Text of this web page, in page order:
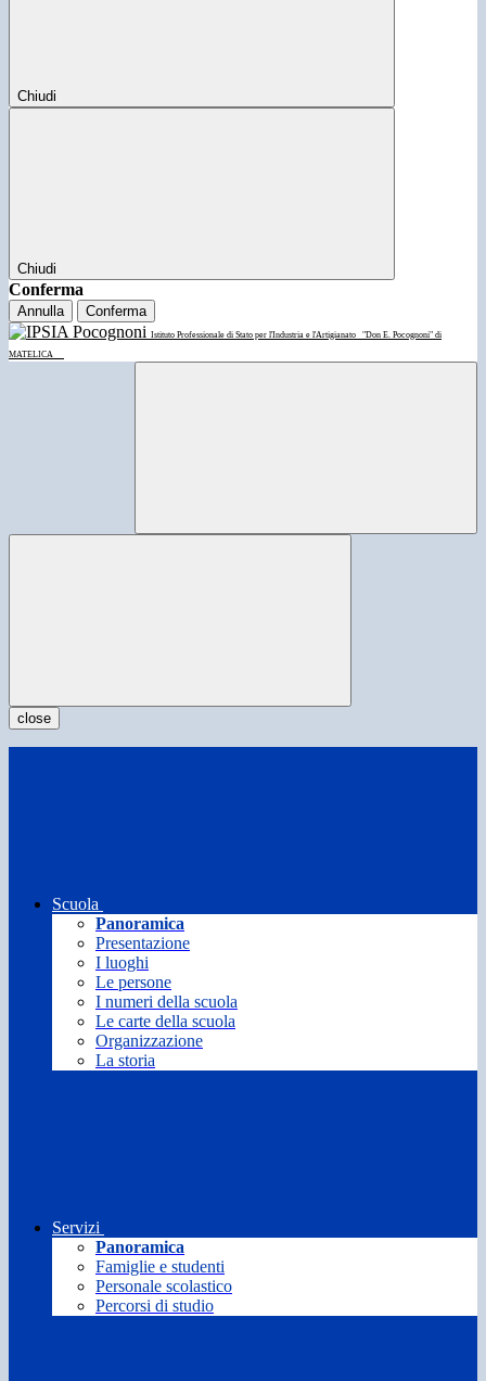
Chiudi
Chiudi
Conferma
Annulla Conferma
Istituto Professionale di Stato per l'Industria e l'Artigianato
"Don E. Pocognoni" di
MATELICA
close
Scuola
Panoramica
Presentazione
I luoghi
Le persone
I numeri della scuola
Le carte della scuola
Organizzazione
La storia
Servizi
Panoramica
Famiglie e studenti
Personale scolastico
Percorsi di studio